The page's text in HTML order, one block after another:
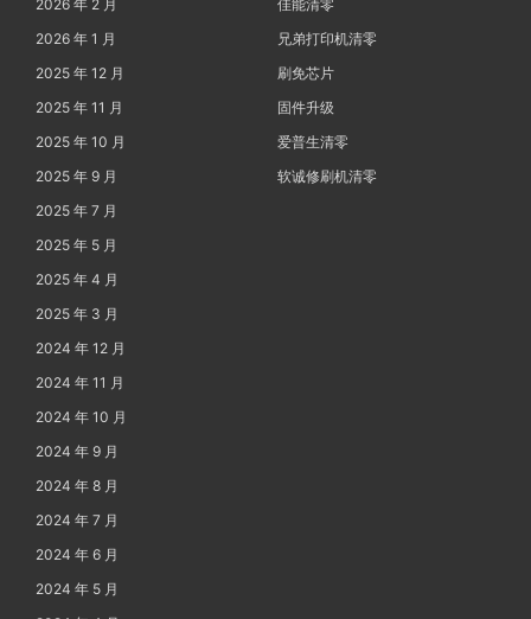
2026 年 2 月
2026 年 1 月
2025 年 12 月
2025 年 11 月
2025 年 10 月
2025 年 9 月
2025 年 7 月
2025 年 5 月
2025 年 4 月
2025 年 3 月
2024 年 12 月
2024 年 11 月
2024 年 10 月
2024 年 9 月
2024 年 8 月
2024 年 7 月
2024 年 6 月
2024 年 5 月
佳能清零
兄弟打印机清零
刷免芯片
固件升级
爱普生清零
软诚修刷机清零